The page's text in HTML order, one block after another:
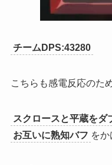
チームDPS:43280
こちらも感電反応のた
スクロースと平蔵をダ
お互いに熟知バフ をか